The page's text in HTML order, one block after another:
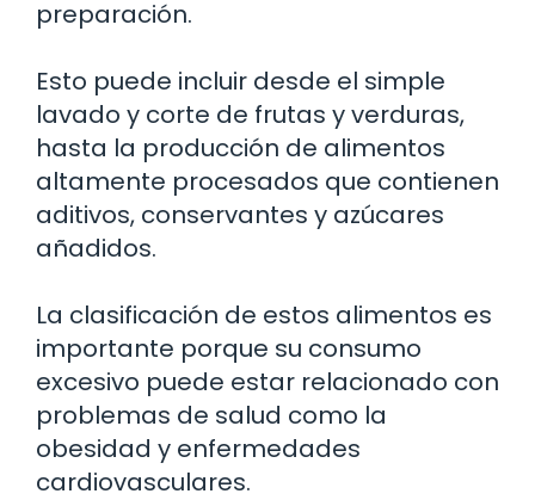
preparación.
Esto puede incluir desde el simple
lavado y corte de frutas y verduras,
hasta la producción de alimentos
altamente procesados que contienen
aditivos, conservantes y azúcares
añadidos.
La clasificación de estos alimentos es
importante porque su consumo
excesivo puede estar relacionado con
problemas de salud como la
obesidad y enfermedades
cardiovasculares.